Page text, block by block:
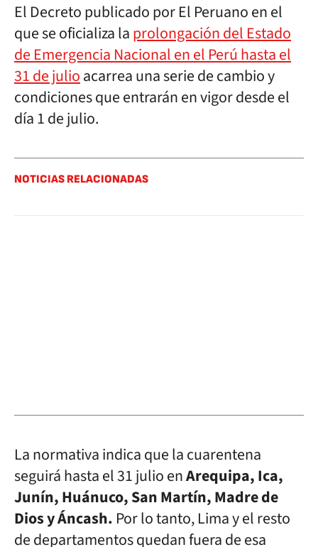
El Decreto publicado por El Peruano en el
que se oficializa laprolongación del Estado
de Emergencia Nacional en el Perú hasta el
31 de julioacarrea una serie de cambio y
condiciones que entrarán en vigor desde el
día 1 de julio.
NOTICIAS RELACIONADAS
La normativa indica que la cuarentena
seguirá hasta el 31 julio enArequipa, Ica,
Junín, Huánuco, San Martín, Madre de
Dios y Áncash. Por lo tanto, Lima y el resto
de departamentos quedan fuera de esa